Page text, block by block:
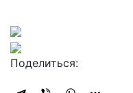
Поделиться: